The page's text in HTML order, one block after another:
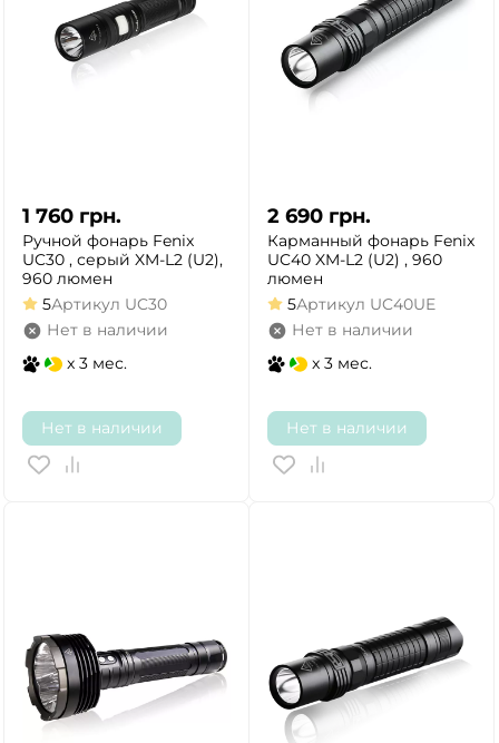
1 760 грн.
Ручной фонарь Fenix
UC30 , серый XM-L2 (U2),
960 люмен
5Артикул UC30
Нет в наличии
x 3 мес.
Нет в наличии
2 690 грн.
Карманный фонарь Fenix
UC40 XM-L2 (U2) , 960
люмен
5Артикул UC40UE
Нет в наличии
x 3 мес.
Нет в наличии